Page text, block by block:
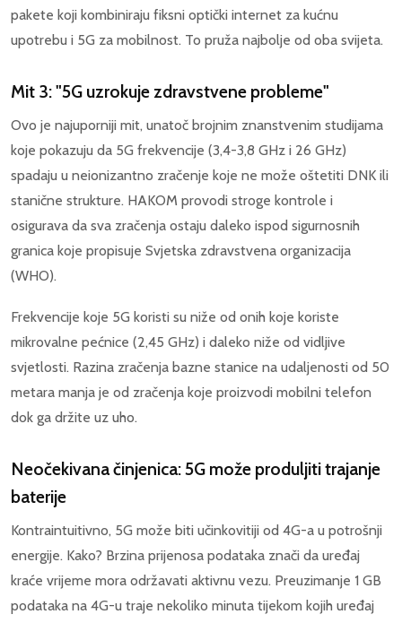
pakete koji kombiniraju fiksni optički internet za kućnu
upotrebu i 5G za mobilnost. To pruža najbolje od oba svijeta.
Mit 3: "5G uzrokuje zdravstvene probleme"
Ovo je najuporniji mit, unatoč brojnim znanstvenim studijama
koje pokazuju da 5G frekvencije (3,4-3,8 GHz i 26 GHz)
spadaju u neionizantno zračenje koje ne može oštetiti DNK ili
stanične strukture. HAKOM provodi stroge kontrole i
osigurava da sva zračenja ostaju daleko ispod sigurnosnih
granica koje propisuje Svjetska zdravstvena organizacija
(WHO).
Frekvencije koje 5G koristi su niže od onih koje koriste
mikrovalne pećnice (2,45 GHz) i daleko niže od vidljive
svjetlosti. Razina zračenja bazne stanice na udaljenosti od 50
metara manja je od zračenja koje proizvodi mobilni telefon
dok ga držite uz uho.
Neočekivana činjenica: 5G može produljiti trajanje
baterije
Kontraintuitivno, 5G može biti učinkovitiji od 4G-a u potrošnji
energije. Kako? Brzina prijenosa podataka znači da uređaj
kraće vrijeme mora održavati aktivnu vezu. Preuzimanje 1 GB
podataka na 4G-u traje nekoliko minuta tijekom kojih uređaj